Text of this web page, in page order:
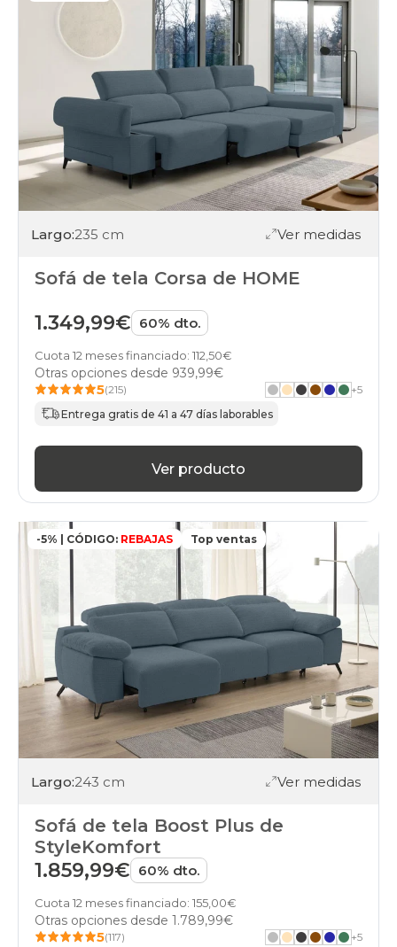
Largo:235 cm Ver medidas
Sofá de tela Corsa de HOME
1.349,99€ 60% dto.
Cuota 12 meses financiado: 112,50€
Otras opciones desde 939,99€
5(215) +5
Entrega gratis de 41 a 47 días laborables
Ver producto
-5% | CÓDIGO: REBAJAS Top ventas
Largo:243 cm Ver medidas
Sofá de tela Boost Plus de
StyleKomfort
1.859,99€ 60% dto.
Cuota 12 meses financiado: 155,00€
Otras opciones desde 1.789,99€
5(117) +5